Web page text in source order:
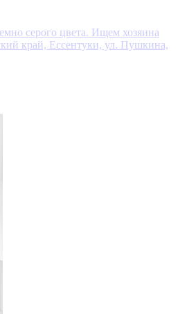
серого цвета. Ищем хозяина
край, Ессентуки, ул. Пушкина,